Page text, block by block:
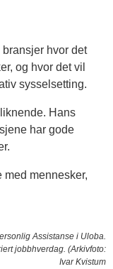
hvor det
og hvor det vil
sysselsetting.
Hans
har gode
med mennesker,
Assistanse i Uloba.
jobbhverdag. (Arkivfoto:
Ivar Kvistum